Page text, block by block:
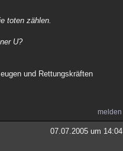
toten zählen.
U?
und Rettungskräften
melden
07.07.2005 um 14:04